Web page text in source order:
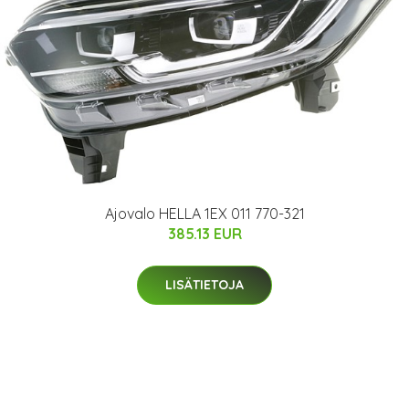
Ajovalo HELLA 1EX 011 770-321
385.13 EUR
LISÄTIETOJA